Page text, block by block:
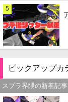
5
ピックアップカ
スプラ界隈の新着記事